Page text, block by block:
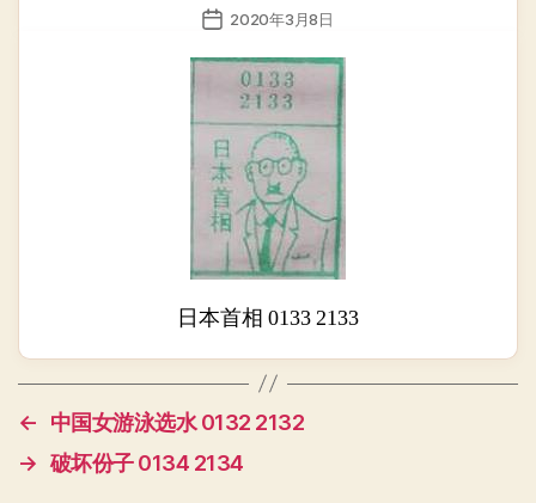
发
日
2020年3月8日
日本首相 0133 2133
←
中国女游泳选水 0132 2132
→ 破坏份子 0134 2134